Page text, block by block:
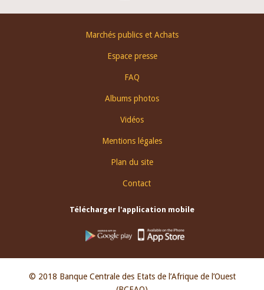
Marchés publics et Achats
Espace presse
FAQ
Albums photos
Vidéos
Mentions légales
Plan du site
Contact
Télécharger l'application mobile
© 2018 Banque Centrale des Etats de l’Afrique de l’Ouest